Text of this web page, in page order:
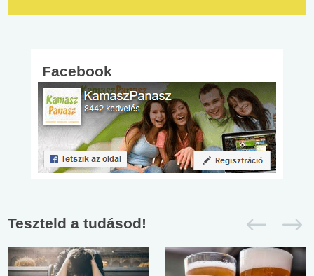
Facebook
Teszteld a tudásod!